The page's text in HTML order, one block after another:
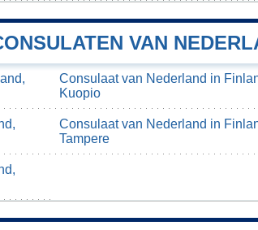
VAN
Consulaat van Nederland in
Kuopio
Consulaat van Nederland in
Tampere